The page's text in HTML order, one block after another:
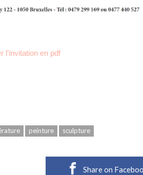
l’invitation en pdf
peinture sculpture
Share on